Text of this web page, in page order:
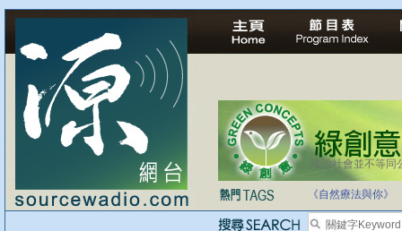
法治社會並不等同
自家教育合法化-
《自然療法與你》